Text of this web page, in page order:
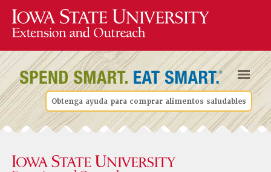
Obtenga ayuda para comprar alimentos saludables